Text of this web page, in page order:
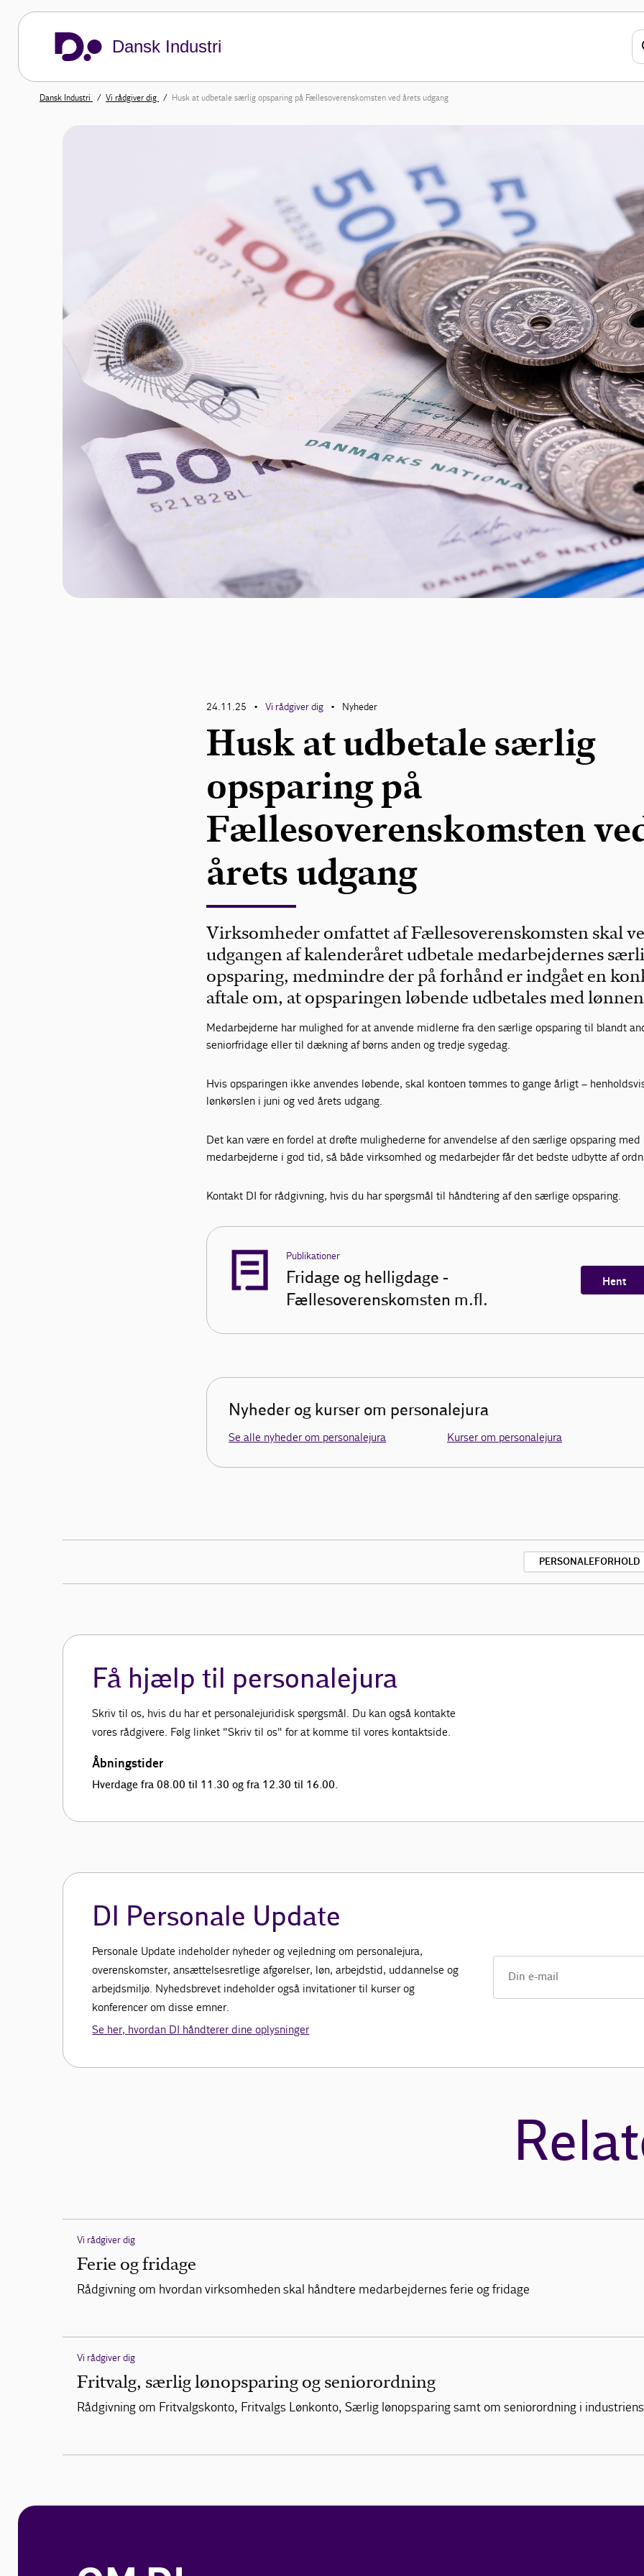
Dansk Industri
Dansk Industri Vi rådgiver dig Husk at udbetale særlig opsparing på Fællesoverenskomsten ved årets udgang
24.11.25 • Vi rådgiver dig • Nyheder
Husk at udbetale særlig
opsparing på
Fællesoverenskomsten
årets udgang
Virksomheder omfattet af Fællesoverenskomsten skal
udgangen af kalenderåret udbetale medarbejdernes
opsparing, medmindre der på forhånd er indgået en
aftale om, at opsparingen løbende udbetales med
Medarbejderne har mulighed for at anvende midlerne fra den særlige opsparing til blandt
seniorfridage eller til dækning af børns anden og tredje sygedag.
Hvis opsparingen ikke anvendes løbende, skal kontoen tømmes to gange årligt –
lønkørslen i juni og ved årets udgang.
Det kan være en fordel at drøfte mulighederne for anvendelse af den særlige opsparing med
medarbejderne i god tid, så både virksomhed og medarbejder får det bedste udbytte af
Kontakt DI for rådgivning, hvis du har spørgsmål til håndtering af den særlige opsparing.
Publikationer
Fridage og helligdage -
Fællesoverenskomsten m.fl.
Hent
Nyheder og kurser om personalejura
Se alle nyheder om personalejura Kurser om personalejura
PERSONALEFORHOLD
Få hjælp til personalejura
Skriv til os, hvis du har et personalejuridisk spørgsmål. Du kan også kontakte
vores rådgivere. Følg linket "Skriv til os" for at komme til vores kontaktside.
Åbningstider
Hverdage fra 08.00 til 11.30 og fra 12.30 til 16.00.
DI Personale Update
Personale Update indeholder nyheder og vejledning om personalejura,
overenskomster, ansættelsesretlige afgørelser, løn, arbejdstid, uddannelse og
arbejdsmiljø. Nyhedsbrevet indeholder også invitationer til kurser og
konferencer om disse emner.
Se her, hvordan DI håndterer dine oplysninger
Vi rådgiver dig
Ferie og fridage
Rådgivning om hvordan virksomheden skal håndtere medarbejdernes ferie og fridage
Vi rådgiver dig
Fritvalg, særlig lønopsparing og seniorordning
Rådgivning om Fritvalgskonto, Fritvalgs Lønkonto, Særlig lønopsparing samt om seniorordning i